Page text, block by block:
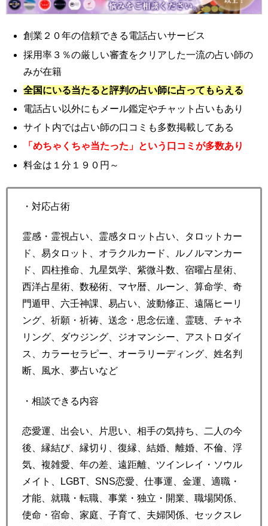
創業２０年の信頼できる電話占いサービス
採用率３％の厳しい審査をクリアした一流の占い師の
みが在籍
全国にいる当たると評判の占い師に占ってもらえる
電話占い以外にもメール鑑定やチャット占いもあり
サイト内では占い師の口コミも多数掲載してある
「めちゃくちゃ当たった」という口コミが多数あり
料金は１分１９０円～
・対応占術
霊感・霊視占い、霊感タロット占い、タロットカー
ド、易タロット、オラクルカード、ルノルマンカー
ド、四柱推命、九星気学、紫微斗数、宿曜占星術、
西洋占星術、数秘術、マヤ暦、ルーン、算命学、奇
門遁甲、六壬神課、易占い、波動修正、遠隔ヒーリ
ング、祈願・祈祷、送念・思念伝達、霊聴、チャネ
リング、ダウジング、ジオマンシー、アストロダイ
ス、カラーセラピー、オーラリーディング、姓名判
断、風水、夢占いなど
・相談できる内容
恋愛運、出会い、片思い、相手の気持ち、二人の今
後、縁結び、縁切り、復縁、結婚、離婚、不倫、浮
気、複雑愛、年の差、遠距離、ツインレイ・ソウル
メイト、LGBT、SNS恋愛、仕事運、金運、適職・
才能、就職・転職、事業・独立・開業、職場関係、
使命・宿命、家庭、子育て、夫婦関係、セックスレ